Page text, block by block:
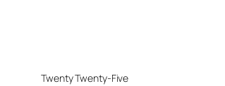
Twenty Twenty-Five